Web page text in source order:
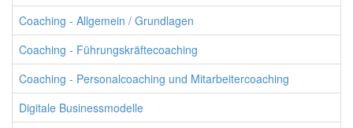
Coaching - Allgemein / Grundlagen
Coaching - Führungskräftecoaching
Coaching - Personalcoaching und Mitarbeitercoaching
Digitale Businessmodelle